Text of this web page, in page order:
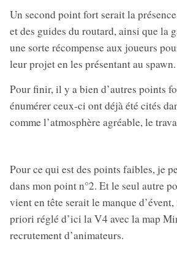
Un second point fort serait la
et des guides du routard, ainsi que la
une sorte récompense aux joueurs
leur projet en les présentant au spawn.
Pour finir, il y a bien d’autres points
énumérer ceux-ci ont déjà été cités
comme l’atmosphère agréable, le
Pour ce qui est des points faibles, je
dans mon point n°2. Et le seul autre
vient en tête serait le manque
priori réglé d’ici la V4 avec la map
recrutement d’animateurs.